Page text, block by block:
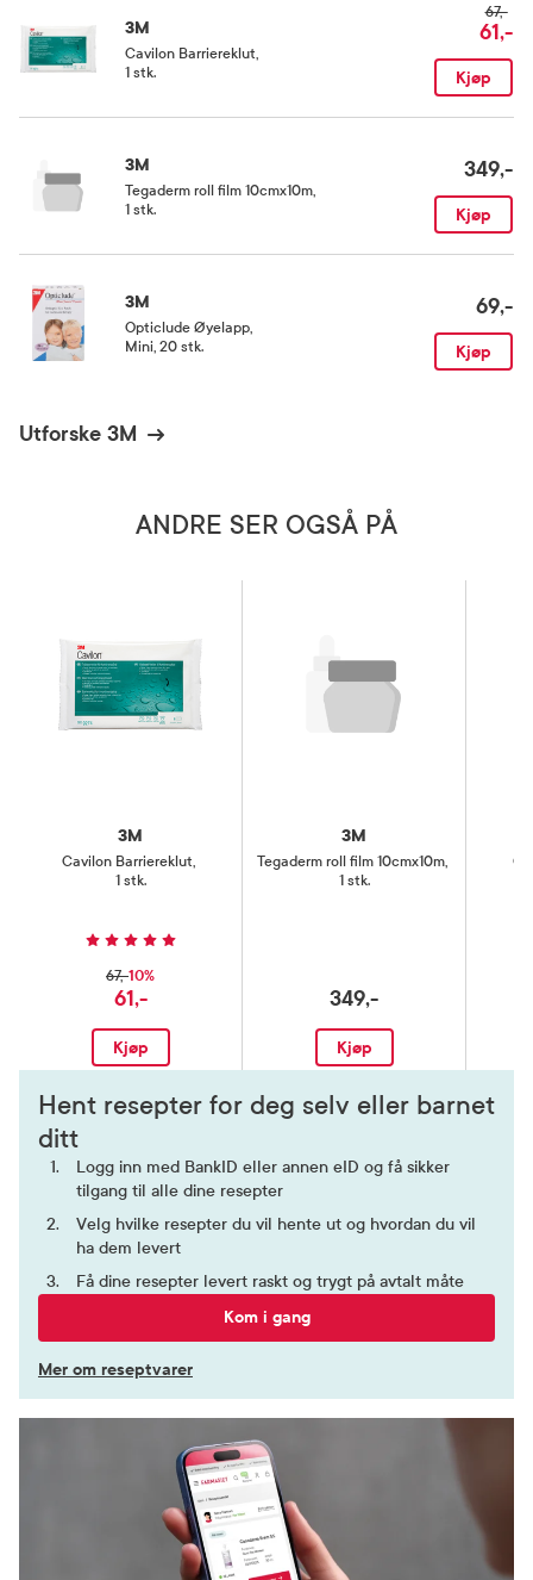
Rom (15-25 grader)
3M
Cavilon Barriereklut
1 stk.
67,-
61,-
Kjøp
3M
Tegaderm roll film 10cmx10m
1 stk.
349,-
Kjøp
3M
Opticlude Øyelapp
Mini, 20 stk.
69,-
Kjøp
Utforske 3M
ANDRE SER OGSÅ PÅ
3M
Cavilon Barriereklut,
1 stk.
67,-10%
61,-
Kjøp
3M
Tegaderm roll film 10cmx10m,
1 stk.
349,-
Kjøp
Hent resepter for deg selv eller barnet
ditt
Logg inn med BankID eller annen eID og få sikker
tilgang til alle dine resepter
Velg hvilke resepter du vil hente ut og hvordan du vil
ha dem levert
Få dine resepter levert raskt og trygt på avtalt måte
Kom i gang
Mer om reseptvarer